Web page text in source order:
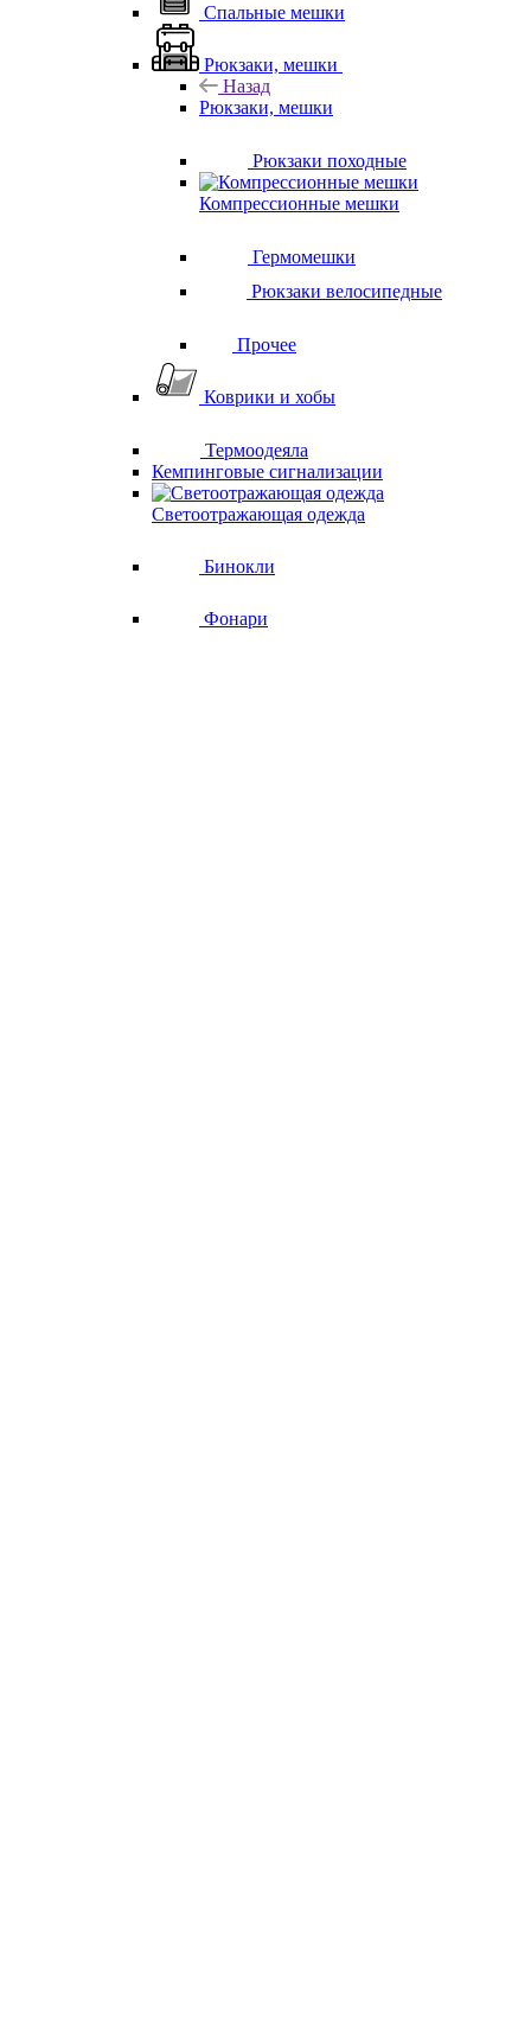
Спальные мешки
Рюкзаки, мешки
Назад
Рюкзаки, мешки
Рюкзаки походные
Компрессионные мешки
Гермомешки
Рюкзаки велосипедные
Прочее
Коврики и хобы
Термоодеяла
Кемпинговые сигнализации
Светоотражающая одежда
Бинокли
Фонари